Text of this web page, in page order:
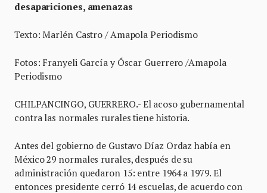
desapariciones, amenazas
Texto: Marlén Castro / Amapola Periodismo
Fotos: Franyeli García y Óscar Guerrero /Amapola
Periodismo
CHILPANCINGO, GUERRERO.- El acoso gubernamental
contra las normales rurales tiene historia.
Antes del gobierno de Gustavo Díaz Ordaz había en
México 29 normales rurales, después de su
administración quedaron 15: entre 1964 a 1979. El
entonces presidente cerró 14 escuelas, de acuerdo con